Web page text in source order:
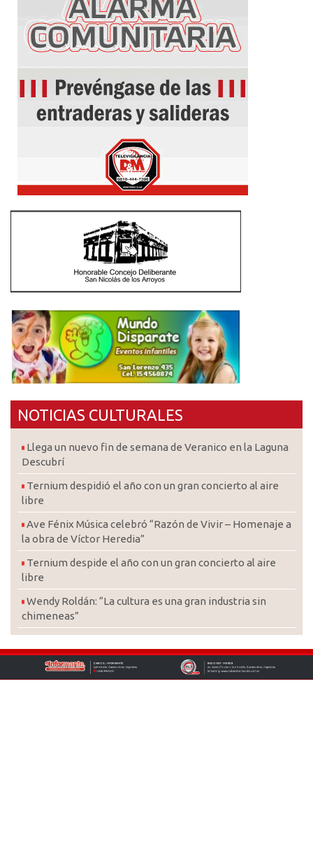
NOTICIAS CULTURALES
Llega un nuevo fin de semana de Veranico en la Laguna
Descubrí
Ternium despidió el año con un gran concierto al aire
libre
Ave Fénix Música celebró “Razón de Vivir – Homenaje a
la obra de Víctor Heredia”
Ternium despide el año con un gran concierto al aire
libre
Wendy Roldán: “La cultura es una gran industria sin
chimeneas”